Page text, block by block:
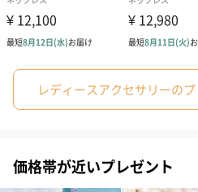
レディースアクセサリーの
価格帯が近いプレゼント